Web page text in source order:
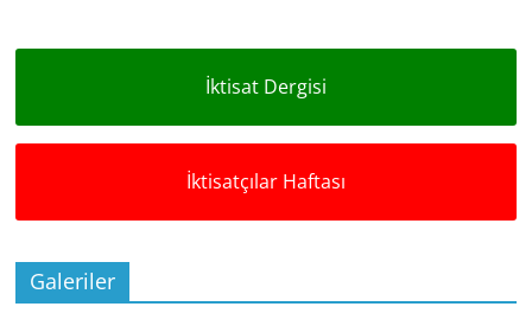
İktisat Dergisi
İktisatçılar Haftası
Galeriler